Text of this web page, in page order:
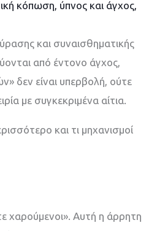
κόπωση, ύπνος και άγχος,
και συναισθηματικής
από έντονο άγχος,
δεν είναι υπερβολή, ούτε
με συγκεκριμένα αίτια.
και τι μηχανισμοί
χαρούμενοι». Αυτή η άρρητη